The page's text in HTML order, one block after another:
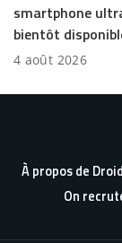
smartphone
bientôt
4 août 2026
À propos de
On